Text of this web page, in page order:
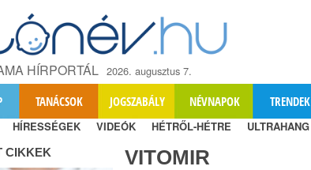
HÍRPORTÁL 2026. augusztus 7.
TANÁCSOK JOGSZABÁLY NÉVNAPOK TRENDEK
HÍRESSÉGEK VIDEÓK HÉTRŐL-HÉTRE ULTRAHANG
VITOMIR
CIKKEK